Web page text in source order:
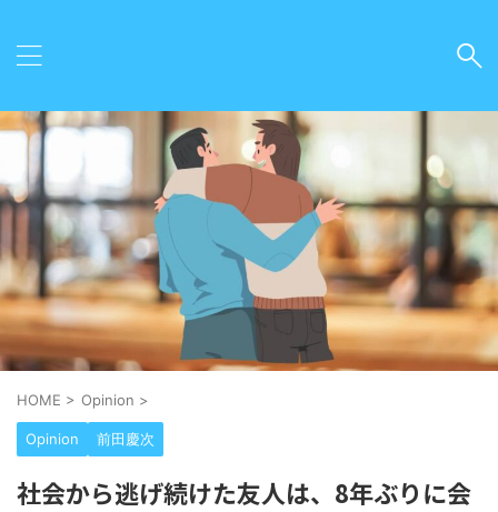
HOME > Opinion >
Opinion 前田慶次
社会から逃げ続けた友人は、8年ぶりに会